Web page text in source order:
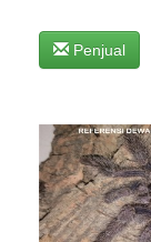
Penjual